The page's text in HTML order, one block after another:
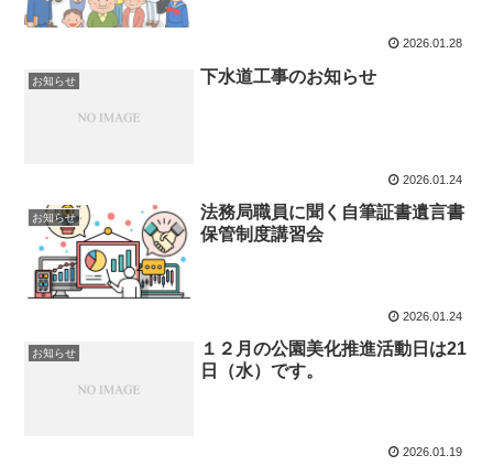
2026.01.28
お知らせ 下水道工事のお知らせ
2026.01.24
お知らせ
法務局職員に聞く自筆証書遺言書
保管制度講習会
2026.01.24
お知らせ
１２月の公園美化推進活動日は21
日（水）です。
2026.01.19